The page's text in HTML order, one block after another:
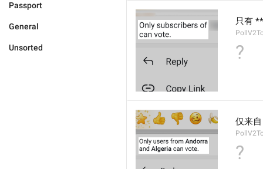
Passport
General
Unsorted
只有 **
?
仅来
?